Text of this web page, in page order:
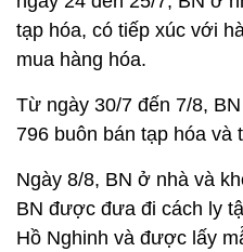
tạp hóa, có tiếp xúc với
mua hàng hóa.
Từ ngày 30/7 đến 7/8,
796 buôn bán tạp hóa và
Ngày 8/8, BN ở nhà và
BN được đưa đi cách ly
Hồ Nghinh và được lấy